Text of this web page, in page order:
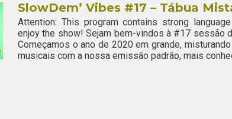
SlowDem’ Vibes #17 – Tábua
Attention: This program contains strong
enjoy the show! Sejam bem-vindos à #17 sessão
Começamos o ano de 2020 em grande,
musicais com a nossa emissão padrão, mais